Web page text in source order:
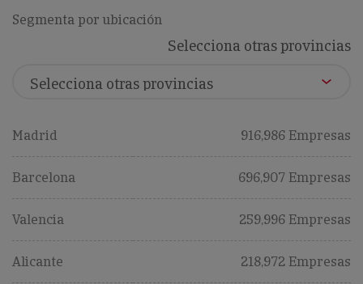
Segmenta por ubicación
Selecciona otras provincias
Madrid 916,986 Empresas
Barcelona 696,907 Empresas
Valencia 259,996 Empresas
Alicante 218,972 Empresas